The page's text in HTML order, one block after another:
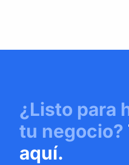
¿Listo para
tu negocio?
aquí.